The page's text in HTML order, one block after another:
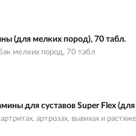
(для мелких пород), 70 табл.
мелких пород, 70 табл
для суставов Super Flex
артрозах, вывихах и